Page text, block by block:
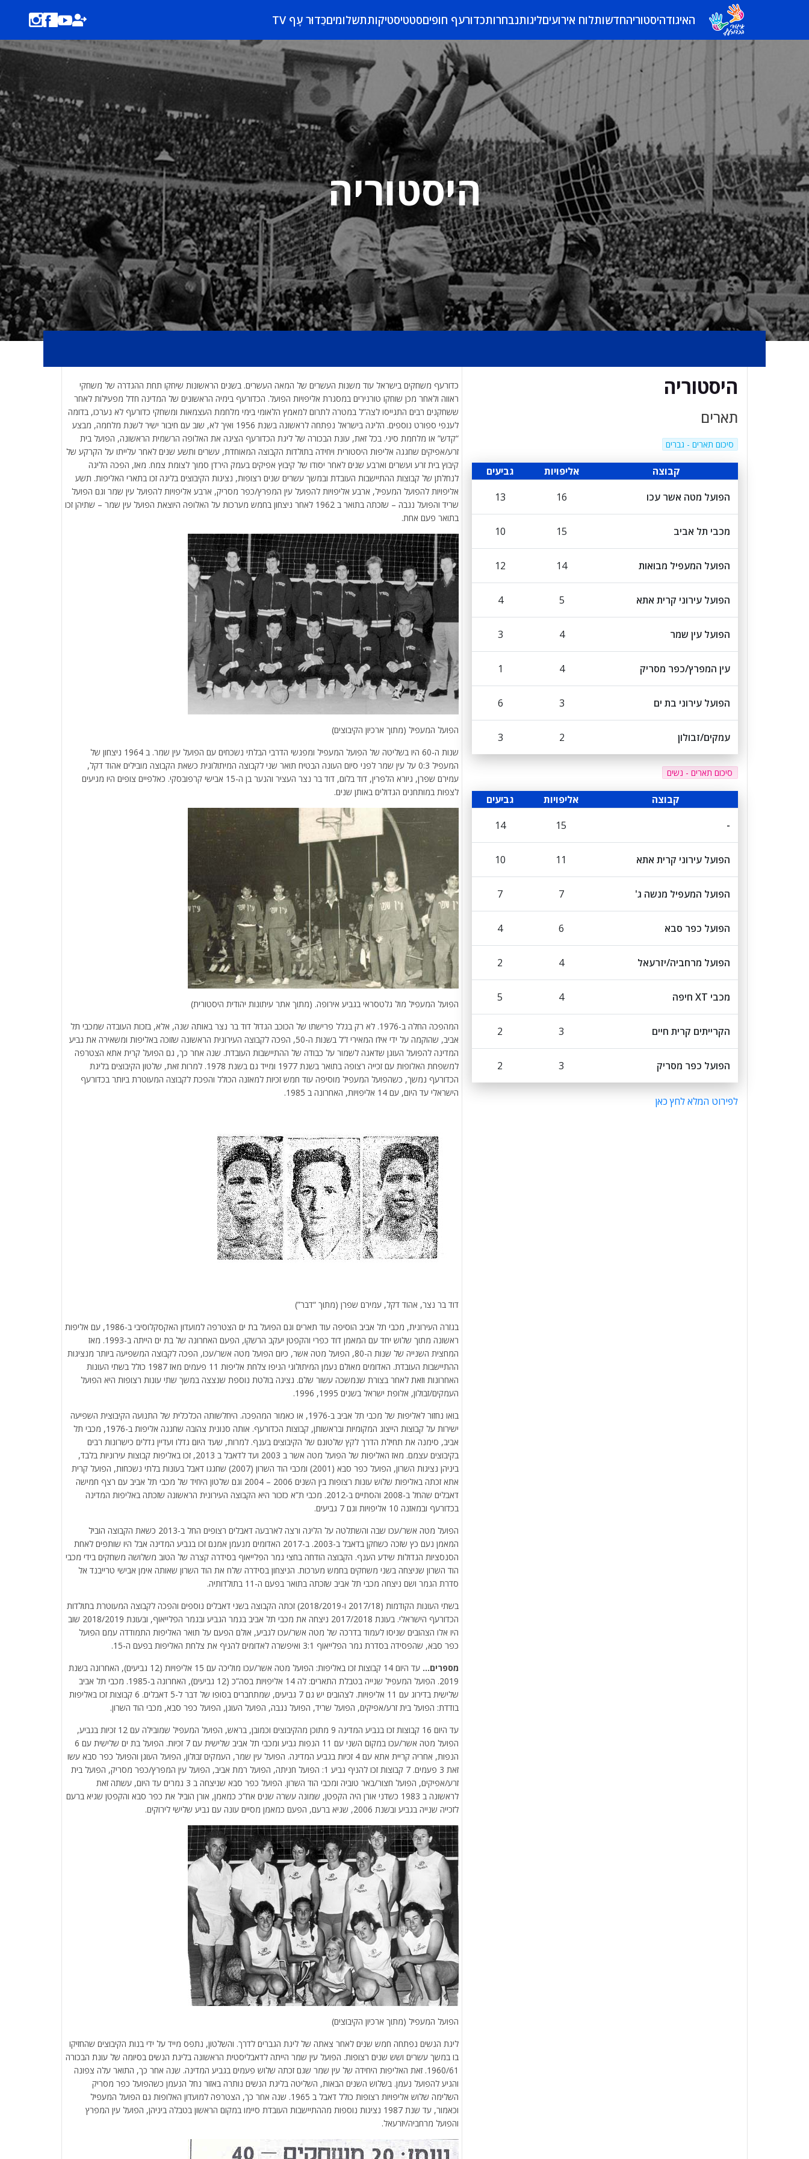
האיגודהיסטוריהחדשותלוח אירועיםליגותנבחרותכדורעף חופיםסטטיסטיקותתשלומיםכַּדוּר עָף TV
היסטוריה
כדורעף משחקים בישראל עוד משנות העשרים של המאה העשרים. בשנים הראשונות שיחקו תחת ההגדרה של משחקי
ראווה ולאחר מכן שוחקו טורנירים במסגרת אליפויות הפועל. הכדורעף בימיה הראשונים של המדינה חדל מפעילות לאחר
ששחקנים רבים התגייסו לצה”ל במטרה לתרום למאמץ הלאומי בימי מלחמת העצמאות ומשחקי כדורעף לא נערכו, בדומה
לענפי ספורט נוספים. הליגה בישראל נפתחה לראשונה בשנת 1956 ואיך לא, שוב עם חיבור ישיר לשנת מלחמה, מבצע
“קדש” או מלחמת סיני. בכל זאת, עונת הבכורה של ליגת הכדורעף הציגה את האלופה הרשמית הראשונה, הפועל בית
זרע/אפיקים שחגגה אליפות היסטורית ויחידה בתולדות הקבוצה המאוחדת, עשרים ותשע שנים לאחר עלייתו על הקרקע של
קיבוץ בית זרע ועשרים וארבע שנים לאחר יסודו של קיבוץ אפיקים בעמק הירדן סמוך לצומת צמח. מאז, הפכה הליגה
לנחלתן של קבוצות ההתיישבות העובדת ובמשך עשרים שנים רצופות, נציגות הקיבוצים בליגה זכו בתארי האליפות. תשע
אליפויות להפועל המעפיל, ארבע אליפויות להפועל עין המפרץ/כפר מסריק, ארבע אליפויות להפועל עין שמר וגם הפועל
שריד והפועל נגבה – שזכתה בתואר ב 1962 לאחר ניצחון בחמש מערכות על האלופה היוצאת הפועל עין שמר – שתיהן זכו
בתואר פעם אחת.
הפועל המעפיל (מתוך ארכיון הקיבוצים)
שנות ה-60 היו בשליטה של הפועל המעפיל ומפגשי הדרבי הבלתי נשכחים עם הפועל עין שמר. ב 1964 ניצחון של
המעפיל 0:3 על עין שמר לפני סיום העונה הבטיח תואר שני לקבוצה המיתולוגית כשאת הקבוצה מובילים אהוד דקל,
עמירם שפרן, גיורא הלפרין, דוד בלום, דוד בר נצר העציר והנער בן ה-15 אבישי קרפובסקי. כאלפיים צופים היו מגיעים
לצפות במותחנים הגדולים באותן שנים.
הפועל המעפיל מול גלטסראי בגביע אירופה. (מתוך אתר עיתונות יהודית היסטורית)
המהפכה החלה ב-1976. לא רק בגלל פרישתו של הכוכב הגדול דוד בר נצר באותה שנה, אלא, בזכות העובדה שמכבי תל
אביב, שהוקמה על ידי איז’ו המאירי ז”ל בשנות ה-50, הפכה לקבוצה העירונית הראשונה שזוכה באליפות ומשאירה את גביע
המדינה להפועל העוגן שדאגה לשמור על כבודה של ההתיישבות העובדת. שנה אחר כך, גם הפועל קרית אתא הצטרפה
למשפחת האלופות עם זכייה רצופה בתואר בשנת 1977 ומייד גם בשנת 1978. למרות זאת, שלטון הקיבוצים בליגת
הכדורעף נמשך, כשהפועל המעפיל מוסיפה עוד חמש זכיות למאזנה הכולל והפכת לקבוצה המעוטרת ביותר בכדורעף
הישראלי עד היום, עם 14 אליפויות, האחרונה ב 1985.
דוד בר נצר, אהוד דקל, עמירם שפרן (מתוך “דבר”)
בגזרה העירונית, מכבי תל אביב הוסיפה עוד תארים וגם הפועל בת ים הצטרפה למועדון האקסקלוסיבי ב-1986, עם אליפות
ראשונה מתוך שלוש יחד עם המאמן דוד כפרי והקפטן יעקב הרשקו, הפעם האחרונה של בת ים הייתה ב-1993. מאז
המחצית השנייה של שנות ה-80, הפועל מטה אשר, כיום הפועל מטה אשר/עכו, הפכה לקבוצה המשפיעה ביותר מנציגות
ההתיישבות העובדת. האדומים מאולם נעמן המיתולוגי הניפו צלחת אליפות 11 פעמים מאז 1987 כולל בשתי העונות
האחרונות וזאת לאחר בצורת שנמשכה עשור שלם. נציגה בולטת נוספת שנצצה במשך שתי עונות רצופות היא הפועל
העמקים/זבולון, אלופת ישראל בשנים 1995, 1996.
בואו נחזור לאליפות של מכבי תל אביב ב-1976, או כאמור המהפכה. היחלשותה הכלכלית של התנועה הקיבוצית השפיעה
ישירות על קבוצות הייצוג המקומיות ובראשותן, קבוצות הכדורעף. אותה סנונית צהובה שחגגה אליפות ב-1976, מכבי תל
אביב, סימנה את תחילת הדרך לקץ שלטונם של הקיבוצים בענף. למרות, שעד היום גדלו ועדיין גדלים כישרונות רבים
בקיבוצים עצמם. מאז האליפות של הפועל מטה אשר ב 2003 ועד לדאבל ב 2013, זכו באליפות קבוצות עירוניות בלבד,
ביניהן נציגות השרון, הפועל כפר סבא (2001) ומכבי הוד השרון (2007) שחגגו דאבל בעונות בלתי נשכחות, הפועל קרית
אתא זכתה באליפות שלוש עונות רצופות בין השנים 2006 – 2004 וגם שלטון היחיד של מכבי תל אביב עם רצף חמישה
דאבלים שהחל ב-2008 והסתיים ב-2012. מכבי ת”א כזכור היא הקבוצה העירונית הראשונה שזכתה באליפות המדינה
בכדורעף ובמאזנה 10 אליפויות וגם 7 גביעים.
הפועל מטה אשר/עכו שבה והשתלטה על הליגה ורצה לארבעה דאבלים רצופים החל ב-2013 כשאת הקבוצה הוביל
המאמן נעם כץ שזכה כשחקן בדאבל ב-2003. ב-2017 האדומים מנעמן אמנם זכו בגביע המדינה אבל היו שותפים לאחת
הסנסציות הגדולות שידע הענף. הקבוצה הודחה בחצי גמר הפלייאוף בסידרה קצרה של הטוב משלושה משחקים בידי מכבי
הוד השרון שניצחה בשני משחקים בחמש מערכות. הניצחון בסידרה שלח את הוד השרון שאותה אימן אבישי טרייבנד אל
סדרת הגמר ושם ניצחה מכבי תל אביב שזכתה בתואר בפעם ה-11 בתולדותיה.
בשתי העונות הקודמות (2017/18 ו-2018/2019) זכתה הקבוצה בשני דאבלים נוספים והפכה לקבוצה המעוטרת בתולדות
הכדורעף הישראלי. בעונת 2017/2018 ניצחה את מכבי תל אביב בגמר הגביע ובגמר הפלייאוף, ובעונת 2018/2019 שוב
היו אלו הצהובים שניסו לעמוד בדרכה של מטה אשר/עכו לגביע, אולם הפעם על תואר האליפות התמודדה עמם הפועל
כפר סבא, שהפסידה בסדרת גמר הפלייאוף 3:1 ואיפשרה לאדומים להניף את צלחת האליפות בפעם ה-15.
מספרים…
עד היום 14 קבוצות זכו באליפות: הפועל מטה אשר/עכו מוליכה עם 15 אליפויות (12 גביעים), האחרונה בשנת
2019. הפועל המעפיל שנייה בטבלת התארים: לה 14 אליפויות בסה”כ (12 גביעים), האחרונה ב-1985. מכבי תל אביב
שלישית בדירוג עם 11 אליפויות. לצהובים יש גם 7 גביעים, שמתחברים בסופו של דבר ל-5 דאבלים. 6 קבוצות זכו באליפות
בודדת: הפועל בית זרע/אפיקים, הפועל שריד, הפועל נגבה, הפועל העוגן, הפועל כפר סבא, מכבי הוד השרון.
עד היום 16 קבוצות זכו בגביע המדינה 9 מתוכן מהקיבוצים וכמובן, בראש, הפועל המעפיל שמובילה עם 12 זכיות בגביע,
הפועל מטה אשר/עכו במקום השני עם 11 הנפות גביע ומכבי תל אביב שלישית עם 7 זכיות. הפועל בת ים שלישית עם 6
הנפות, אחריה קריית אתא עם 4 זכיות בגביע המדינה. הפועל עין שמר, העמקים זבולון, הפועל העוגן והפועל כפר סבא עשו
זאת 3 פעמים. 7 קבוצות זכו להניף גביע 1: הפועל חניתה, הפועל רמת אביב, הפועל עין המפרץ/כפר מסריק, הפועל בית
זרע/אפיקים, הפועל חצור/באר טוביה ומכבי הוד השרון. הפועל כפר סבא שניצחה ב 3 גמרים עד היום, עשתה זאת
לראשונה ב 1983 כשדני אורן היה הקפטן, שמונה עשרה שנים אח”כ כמאמן, אורן הוביל את כפר סבא והקפטן שגיא ברעם
לזכייה שנייה בגביע ובשנת 2006, שגיא ברעם, הפעם כמאמן מסיים עונה עם גביע שלישי לירוקים.
הפועל המעפיל (מתוך ארכיון הקיבוצים)
ליגת הנשים נפתחה חמש שנים לאחר צאתה של ליגת הגברים לדרך. והשלטון, נתפס מייד על ידי בנות הקיבוצים שהחזיקו
בו במשך עשרים ושש שנים רצופות. הפועל עין שמר הייתה לדאבליסטית הראשונה בליגת הנשים בסיומה של עונת הבכורה
1960/61. זאת האליפות היחידה של עין שמר שגם זכתה שלוש פעמים בגביע המדינה. שנה אחר כך, התואר עלה צפונה
והגיע להפועל נעמן. בשלוש השנים הבאות, השליטה בליגת הנשים נותרה באזור נחל הנעמן כשהפועל כפר מסריק
השלימה שלוש אליפויות רצופות כולל דאבל ב 1965. שנה אחר כך, הצטרפה למועדון האלופות גם הפועל המעפיל
וכאמור, עד שנת 1987 נציגות נוספות מההתיישבות העובדת סיימו במקום הראשון בטבלה ביניהן, הפועל עין המפרץ
והפועל מרחביה/יזרעאל.
היסטוריה
תארים
סיכום תארים - גברים
קבוצה אליפויות
גביעים
הפועל מטה אשר עכו
16
13
מכבי תל אביב 15
10
הפועל המעפיל מבואות 14
12
הפועל עירוני קרית אתא 5
4
הפועל עין שמר 4
3
עין המפרץ/כפר מסריק 4
1
הפועל עירוני בת ים 3
6
עמקים/זבולון 2
3
סיכום תארים - נשים
קבוצה אליפויות
גביעים
-
15
14
הפועל עירוני קרית אתא 11
10
הפועל המעפיל מנשה ג' 7
7
הפועל כפר סבא 6
4
הפועל מרחביה/יזרעאל 4
2
מכבי XT חיפה 4
5
הקרייתים קרית חיים 3
2
הפועל כפר מסריק 3
2
לפירוט המלא לחץ כאן